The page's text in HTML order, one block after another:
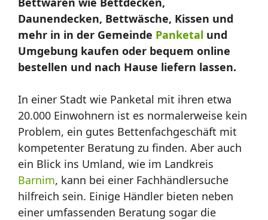
Daunendecken, Bettwäsche, Kissen und
mehr in in der Gemeinde Panketal und
Umgebung kaufen oder bequem online
bestellen und nach Hause liefern lassen.
In einer Stadt wie Panketal mit ihren etwa
20.000 Einwohnern ist es normalerweise kein
Problem, ein gutes Bettenfachgeschäft mit
kompetenter Beratung zu finden. Aber auch
ein Blick ins Umland, wie im Landkreis
Barnim, kann bei einer Fachhändlersuche
hilfreich sein. Einige Händler bieten neben
einer umfassenden Beratung sogar die